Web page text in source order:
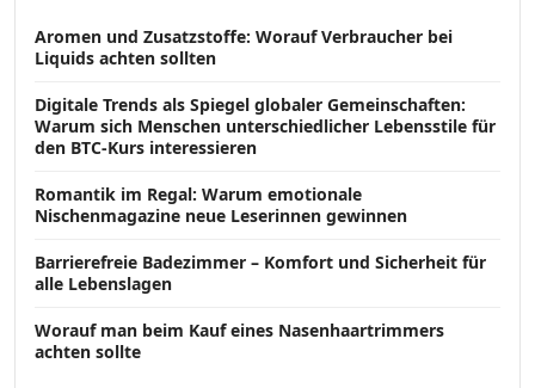
Aromen und Zusatzstoffe: Worauf Verbraucher bei
Liquids achten sollten
Digitale Trends als Spiegel globaler Gemeinschaften:
Warum sich Menschen unterschiedlicher Lebensstile für
den BTC-Kurs interessieren
Romantik im Regal: Warum emotionale
Nischenmagazine neue Leserinnen gewinnen
Barrierefreie Badezimmer – Komfort und Sicherheit für
alle Lebenslagen
Worauf man beim Kauf eines Nasenhaartrimmers
achten sollte